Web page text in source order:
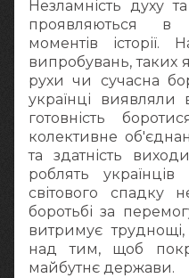
Незламність духу
проявляються в
моментів історії.
випробувань, таких
рухи чи сучасна
українці виявляли
готовність
колективне
та здатність
роблять
світового спадку
боротьбі за
витримує
над тим, щоб
майбутнє держави.